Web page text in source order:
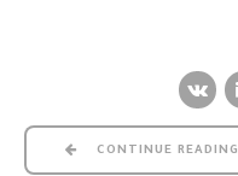
CONTINUE READING